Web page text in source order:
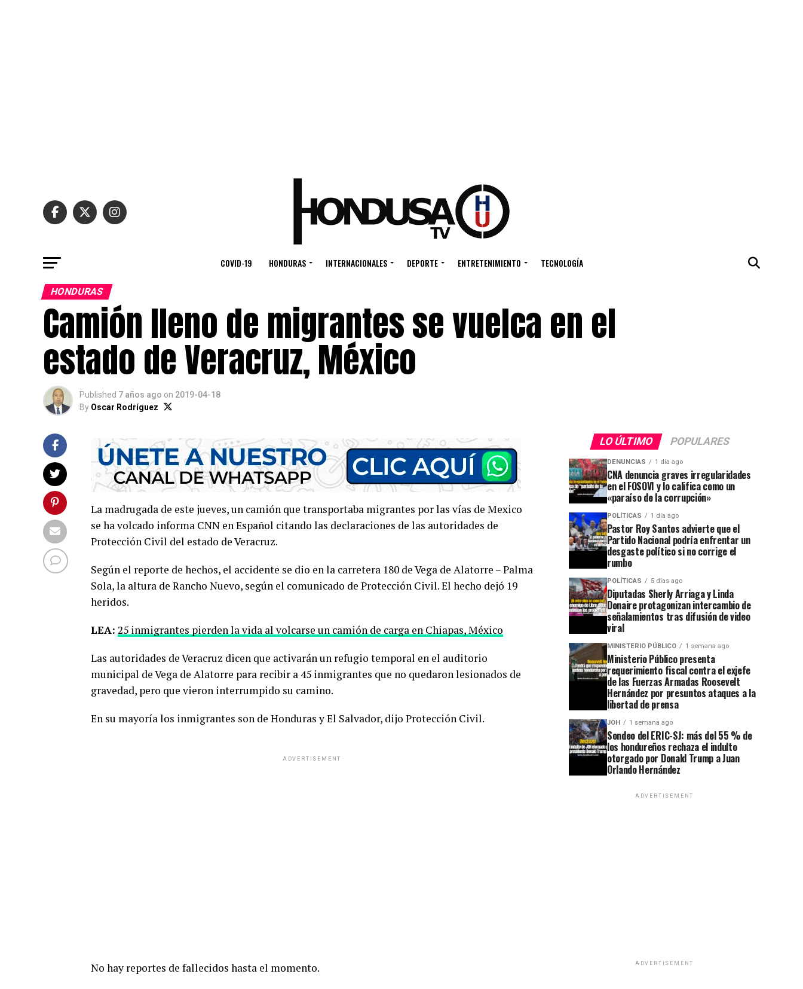
COVID-19 HONDURAS INTERNACIONALES DEPORTE ENTRETENIMIENTO TECNOLOGÍA
HONDURAS
Camión lleno de migrantes se vuelca en el
estado de Veracruz, México
Published 7 años ago on 2019-04-18
By Oscar Rodríguez
La madrugada de este jueves, un camión que transportaba migrantes por las vías de Mexico
se ha volcado informa CNN en Español citando las declaraciones de las autoridades de
Protección Civil del estado de Veracruz.
Según el reporte de hechos, el accidente se dio en la carretera 180 de Vega de Alatorre – Palma
Sola, la altura de Rancho Nuevo, según el comunicado de Protección Civil. El hecho dejó 19
heridos.
LEA: 25 inmigrantes pierden la vida al volcarse un camión de carga en Chiapas, México
Las autoridades de Veracruz dicen que activarán un refugio temporal en el auditorio
municipal de Vega de Alatorre para recibir a 45 inmigrantes que no quedaron lesionados de
gravedad, pero que vieron interrumpido su camino.
En su mayoría los inmigrantes son de Honduras y El Salvador, dijo Protección Civil.
ADVERTISEMENT
No hay reportes de fallecidos hasta el momento.
LO ÚLTIMO POPULARES
DENUNCIAS 1 día ago
CNA denuncia graves irregularidades
en el FOSOVI y lo califica como un
«paraíso de la corrupción»
POLÍTICAS 1 día ago
Pastor Roy Santos advierte que el
Partido Nacional podría enfrentar un
desgaste político si no corrige el
rumbo
POLÍTICAS 5 días ago
Diputadas Sherly Arriaga y Linda
Donaire protagonizan intercambio de
señalamientos tras difusión de video
viral
MINISTERIO PÚBLICO 1 semana ago
Ministerio Público presenta
requerimiento fiscal contra el exjefe
de las Fuerzas Armadas Roosevelt
Hernández por presuntos ataques a la
libertad de prensa
JOH 1 semana ago
Sondeo del ERIC-SJ: más del 55 % de
los hondureños rechaza el indulto
otorgado por Donald Trump a Juan
Orlando Hernández
ADVERTISEMENT
ADVERTISEMENT